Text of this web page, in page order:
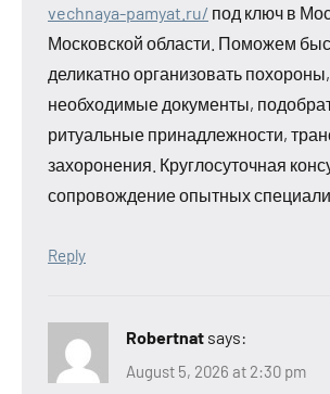
vechnaya-pamyat.ru/ под ключ в
Московской области. Поможем
деликатно организовать
необходимые документы,
ритуальные принадлежности,
захоронения. Круглосуточная
сопровождение опытных
Reply
Robertnat says:
August 5, 2026 at 2:30 pm